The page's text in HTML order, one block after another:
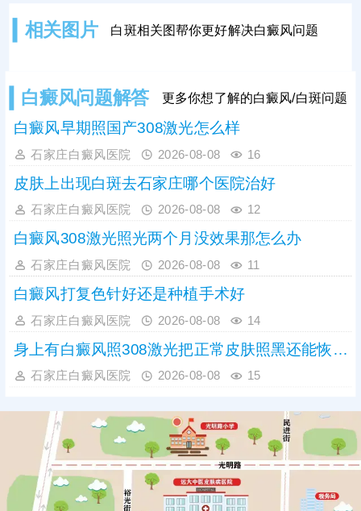
相关图片 白斑相关图帮你更好解决白癜风问题
白癜风问题解答 更多你想了解的白癜风/白斑问题
白癜风早期照国产308激光怎么样
石家庄白癜风医院 2026-08-08 16
皮肤上出现白斑去石家庄哪个医院治好
石家庄白癜风医院 2026-08-08 12
白癜风308激光照光两个月没效果那怎么办
石家庄白癜风医院 2026-08-08 11
白癜风打复色针好还是种植手术好
石家庄白癜风医院 2026-08-08 14
身上有白癜风照308激光把正常皮肤照黑还能恢复吗
石家庄白癜风医院 2026-08-08 15